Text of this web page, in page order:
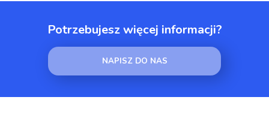
Potrzebujesz więcej informacji?
NAPISZ DO NAS